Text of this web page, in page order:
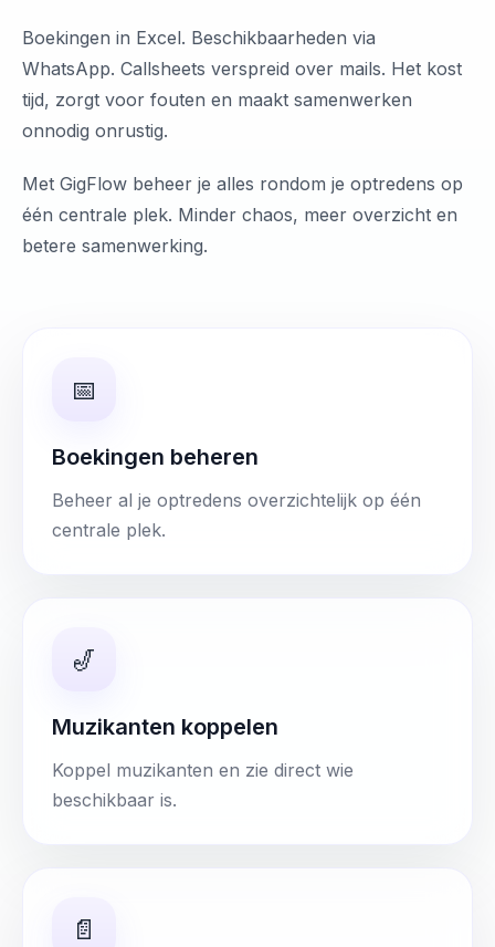
Boekingen in Excel. Beschikbaarheden via
WhatsApp. Callsheets verspreid over mails. Het kost
tijd, zorgt voor fouten en maakt samenwerken
onnodig onrustig.
Met GigFlow beheer je alles rondom je optredens op
één centrale plek. Minder chaos, meer overzicht en
betere samenwerking.
📅
Boekingen beheren
Beheer al je optredens overzichtelijk op één
centrale plek.
🎷
Muzikanten koppelen
Koppel muzikanten en zie direct wie
beschikbaar is.
📄